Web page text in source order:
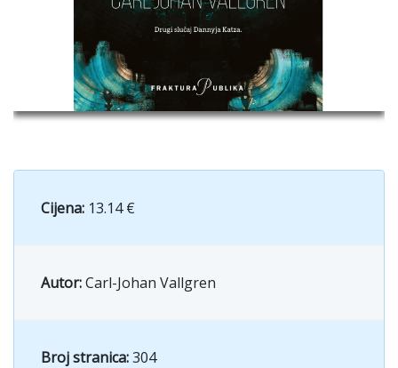
Cijena: 13.14 €
Autor:Carl-Johan Vallgren
Broj stranica:304